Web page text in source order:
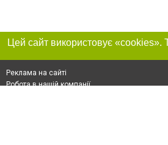
Реклама на сайті
Робота в нашій компанії